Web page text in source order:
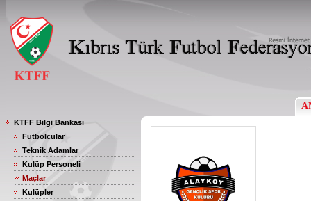
KTFF Bilgi Bankası
Futbolcular
Teknik Adamlar
Kulüp Personeli
Maçlar
Kulüpler